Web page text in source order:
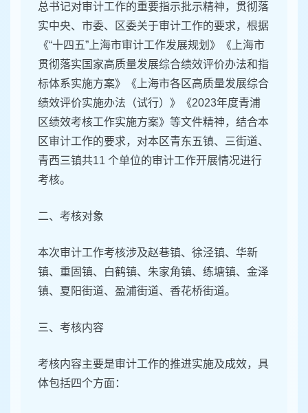
总书记对审计工作的重要指示批示精神，贯彻落
实中央、市委、区委关于审计工作的要求，根据
《“十四五”上海市审计工作发展规划》《上海市
贯彻落实国家高质量发展综合绩效评价办法和指
标体系实施方案》《上海市各区高质量发展综合
绩效评价实施办法（试行）》《2023年度青浦
区绩效考核工作实施方案》等文件精神，结合本
区审计工作的要求，对本区青东五镇、三街道、
青西三镇共11 个单位的审计工作开展情况进行
考核。
二、考核对象
本次审计工作考核涉及赵巷镇、徐泾镇、华新
镇、重固镇、白鹤镇、朱家角镇、练塘镇、金泽
镇、夏阳街道、盈浦街道、香花桥街道。
三、考核内容
考核内容主要是审计工作的推进实施及成效，具
体包括四个方面：